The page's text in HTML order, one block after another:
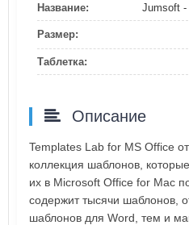
Название: Jumsoft -
Размер:
Таблетка:
Описание
Templates Lab for MS Office
коллекция шаблонов,
их в Microsoft Office for Mac
содержит тысячи шаблонов,
шаблонов для Word, тем и